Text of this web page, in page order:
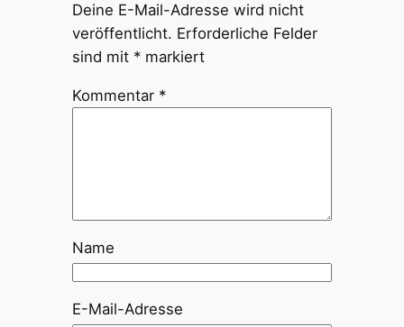
Deine E-Mail-Adresse wird nicht
veröffentlicht. Erforderliche Felder
sind mit *markiert
Kommentar *
Name
E-Mail-Adresse